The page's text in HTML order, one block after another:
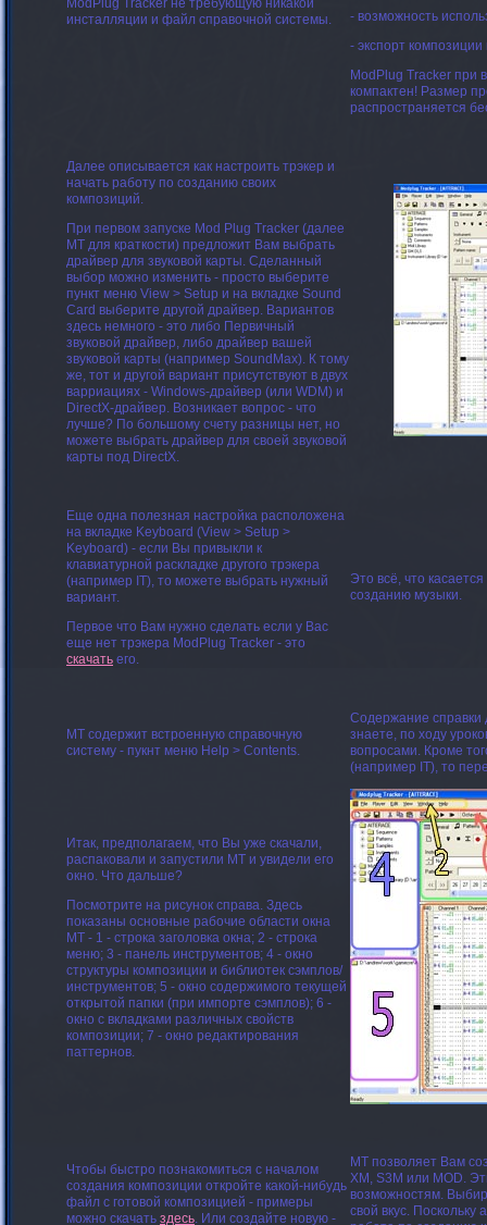
ModPlug Tracker не требующую никакой
инсталляции и файл справочной системы.
- возможность
- экспорт
ModPlug Tracker при
компактен! Размер
распространяется
Далее описывается как настроить трэкер и
начать работу по созданию своих
композиций.
При первом запуске Mod Plug Tracker (далее
MT для краткости) предложит Вам выбрать
драйвер для звуковой карты. Сделанный
выбор можно изменить - просто выберите
пункт меню View > Setup и на вкладке Sound
Card выберите другой драйвер. Вариантов
здесь немного - это либо Первичный
звуковой драйвер, либо драйвер вашей
звуковой карты (например SoundMax). К тому
же, тот и другой вариант присутствуют в двух
варриациях - Windows-драйвер (или WDM) и
DirectX-драйвер. Возникает вопрос - что
лучше? По большому счету разницы нет, но
можете выбрать драйвер для своей звуковой
карты под DirectX.
Еще одна полезная настройка расположена
на вкладке Keyboard (View > Setup >
Keyboard) - если Вы привыкли к
клавиатурной раскладке другого трэкера
(например IT), то можете выбрать нужный
вариант.
Первое что Вам нужно сделать если у Вас
еще нет трэкера ModPlug Tracker - это
скачать его.
Это всё, что
созданию музыки.
MT содержит встроенную справочную
систему - пукнт меню Help > Contents.
Содержание справки
знаете, по ходу
вопросами. Кроме
(например IT), то
Итак, предполагаем, что Вы уже скачали,
распаковали и запустили MT и увидели его
окно. Что дальше?
Посмотрите на рисунок справа. Здесь
показаны основные рабочие области окна
МТ - 1 - строка заголовка окна; 2 - строка
меню; 3 - панель инструментов; 4 - окно
структуры композиции и библиотек сэмплов/
инструментов; 5 - окно содержимого текущей
открытой папки (при импорте сэмплов); 6 -
окно с вкладками различных свойств
композиции; 7 - окно редактирования
паттернов.
Чтобы быстро познакомиться с началом
создания композиции откройте какой-нибудь
файл с готовой композицией - примеры
можно скачать здесь. Или создайте новую -
MT позволяет Вам
XM, S3M или MOD.
возможностям.
свой вкус.